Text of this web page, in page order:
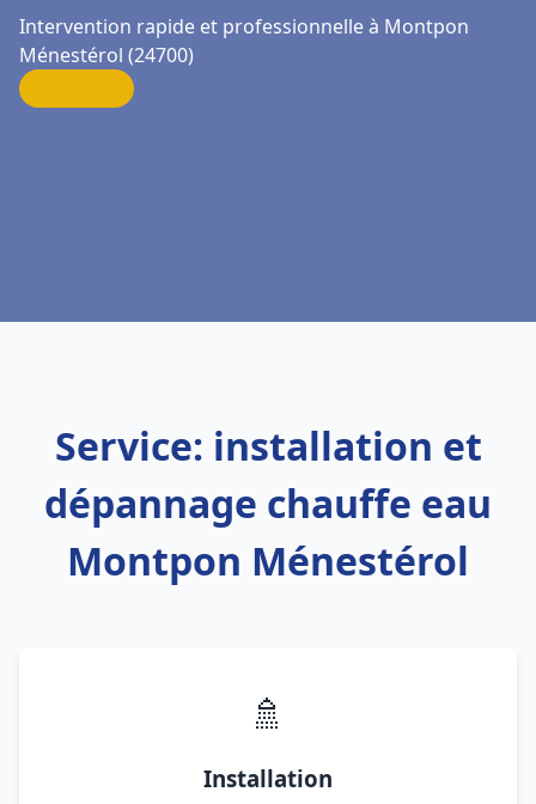
Intervention rapide et professionnelle à Montpon
Ménestérol (24700)
Service: installation et
dépannage chauffe eau
Montpon Ménestérol
🚿
Installation